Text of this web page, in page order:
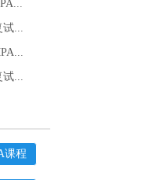
试...
试...
课程